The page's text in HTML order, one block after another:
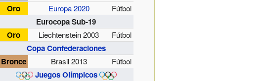
Oro Europa 2020 Fútbol
Eurocopa Sub-19
Oro
Liechtenstein 2003 Fútbol
Copa Confederaciones
Bronce
Brasil 2013 Fútbol
Juegos Olímpicos